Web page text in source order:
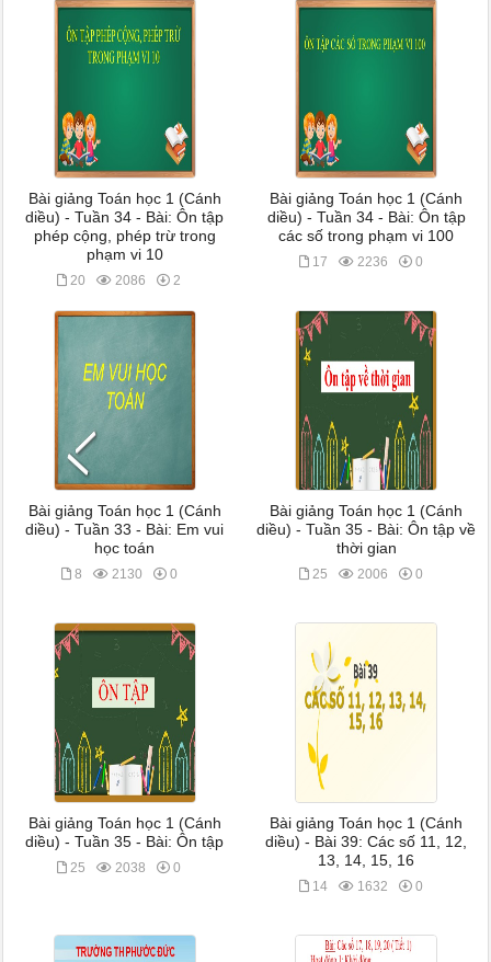
Bài giảng Toán học 1 (Cánh
diều) - Tuần 34 - Bài: Ôn tập
phép cộng, phép trừ trong
phạm vi 10
20 2086 2
Bài giảng Toán học 1 (Cánh
diều) - Tuần 34 - Bài: Ôn tập
các số trong phạm vi 100
17 2236 0
Bài giảng Toán học 1 (Cánh
diều) - Tuần 33 - Bài: Em vui
học toán
8 2130 0
Bài giảng Toán học 1 (Cánh
diều) - Tuần 35 - Bài: Ôn tập về
thời gian
25 2006 0
Bài giảng Toán học 1 (Cánh
diều) - Tuần 35 - Bài: Ôn tập
25 2038 0
Bài giảng Toán học 1 (Cánh
diều) - Bài 39: Các số 11, 12,
13, 14, 15, 16
14 1632 0